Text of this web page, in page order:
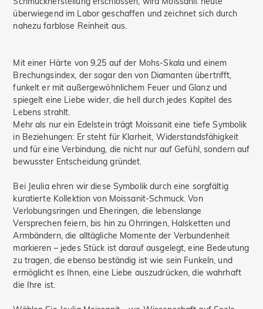
überwiegend im Labor geschaffen und zeichnet sich durch
nahezu farblose Reinheit aus.
Mit einer Härte von 9,25 auf der Mohs-Skala und einem
Brechungsindex, der sogar den von Diamanten übertrifft,
funkelt er mit außergewöhnlichem Feuer und Glanz und
spiegelt eine Liebe wider, die hell durch jedes Kapitel des
Lebens strahlt.
Mehr als nur ein Edelstein trägt Moissanit eine tiefe Symbolik
in Beziehungen: Er steht für Klarheit, Widerstandsfähigkeit
und für eine Verbindung, die nicht nur auf Gefühl, sondern auf
bewusster Entscheidung gründet.
Bei Jeulia ehren wir diese Symbolik durch eine sorgfältig
kuratierte Kollektion von Moissanit-Schmuck. Von
Verlobungsringen und Eheringen, die lebenslange
Versprechen feiern, bis hin zu Ohrringen, Halsketten und
Armbändern, die alltägliche Momente der Verbundenheit
markieren – jedes Stück ist darauf ausgelegt, eine Bedeutung
zu tragen, die ebenso beständig ist wie sein Funkeln, und
ermöglicht es Ihnen, eine Liebe auszudrücken, die wahrhaft
die Ihre ist.